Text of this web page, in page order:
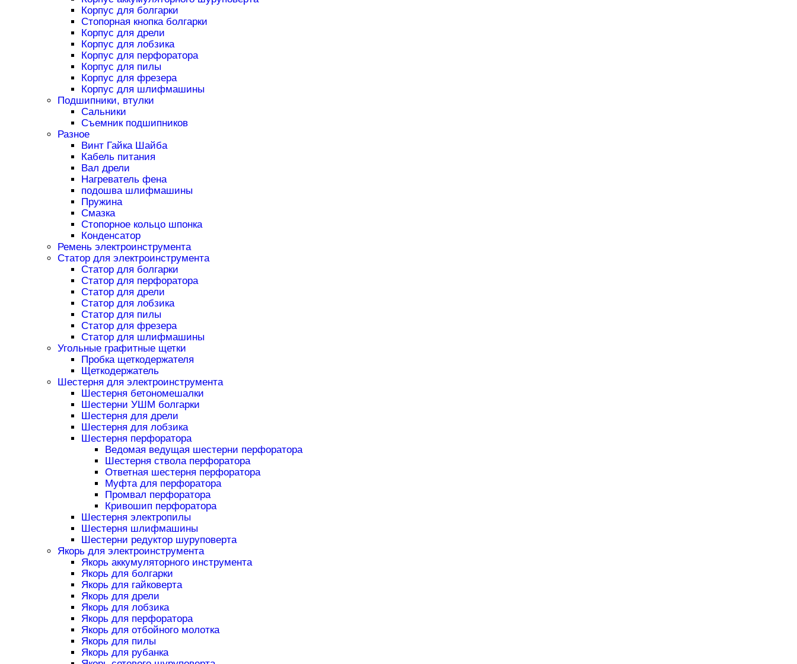
Корпус для болгарки
Стопорная кнопка болгарки
Корпус для дрели
Корпус для лобзика
Корпус для перфоратора
Корпус для пилы
Корпус для фрезера
Корпус для шлифмашины
Подшипники, втулки
Сальники
Съемник подшипников
Разное
Винт Гайка Шайба
Кабель питания
Вал дрели
Нагреватель фена
подошва шлифмашины
Пружина
Смазка
Стопорное кольцо шпонка
Конденсатор
Ремень электроинструмента
Статор для электроинструмента
Статор для болгарки
Статор для перфоратора
Статор для дрели
Статор для лобзика
Статор для пилы
Статор для фрезера
Статор для шлифмашины
Угольные графитные щетки
Пробка щеткодержателя
Щеткодержатель
Шестерня для электроинструмента
Шестерня бетономешалки
Шестерни УШМ болгарки
Шестерня для дрели
Шестерня для лобзика
Шестерня перфоратора
Ведомая ведущая шестерни перфоратора
Шестерня ствола перфоратора
Ответная шестерня перфоратора
Муфта для перфоратора
Промвал перфоратора
Кривошип перфоратора
Шестерня электропилы
Шестерня шлифмашины
Шестерни редуктор шуруповерта
Якорь для электроинструмента
Якорь аккумуляторного инструмента
Якорь для болгарки
Якорь для гайковерта
Якорь для дрели
Якорь для лобзика
Якорь для перфоратора
Якорь для отбойного молотка
Якорь для пилы
Якорь для рубанка